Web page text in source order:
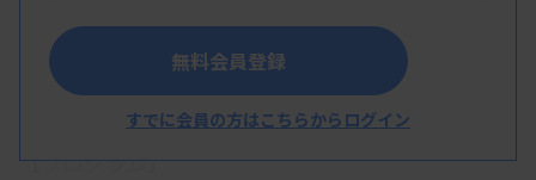
概 要
【プログラム】
無料会員登録
すでに会員の方はこちらからログイン